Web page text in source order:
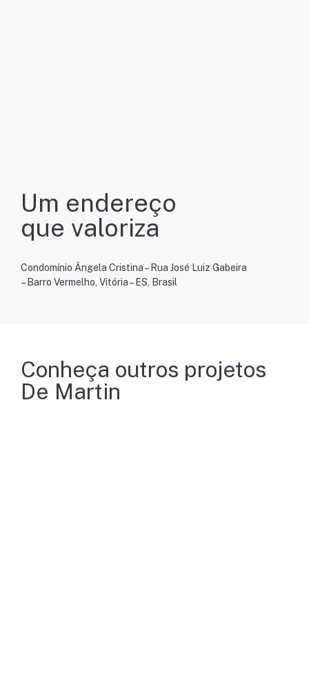
Um endereço
que valoriza
Condomínio Ângela Cristina – Rua José Luiz Gabeira
– Barro Vermelho, Vitória – ES, Brasil
Conheça outros projetos
De Martin